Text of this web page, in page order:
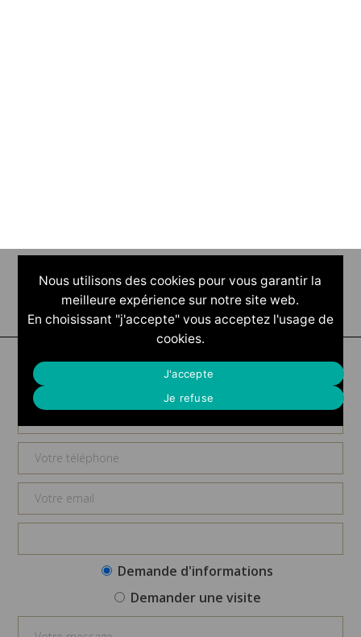
Demande d'informations
Demande d'informations
Demander une visite
Nous utilisons des cookies pour vous garantir la
meilleure expérience sur notre site web.
En choisissant "j'accepte" vous acceptez l'usage de
cookies.
J'accepte
Je refuse